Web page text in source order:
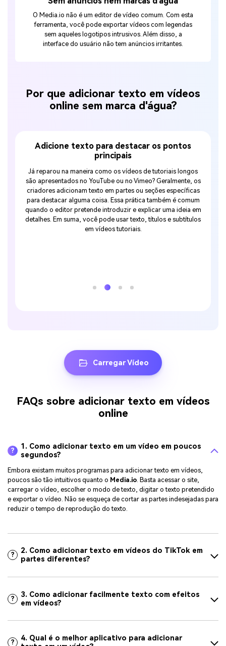
O Media.io não é um editor de vídeo comum. Com esta
ferramenta, você pode exportar vídeos com legendas
sem aqueles logotipos intrusivos. Além disso, a
interface do usuário não tem anúncios irritantes.
Por que adicionar texto em vídeos
online sem marca d'água?
Adicione texto para destacar os pontos
principais
Já reparou na maneira como os vídeos de tutoriais longos
são apresentados no YouTube ou no Vimeo? Geralmente, os
criadores adicionam texto em partes ou seções específicas
para destacar alguma coisa. Essa prática também é comum
quando o editor pretende introduzir e explicar uma ideia em
detalhes. Em suma, você pode usar texto, títulos e subtítulos
em vídeos tutoriais.
Carregar Vídeo
FAQs sobre adicionar texto em vídeos
online
?
1. Como adicionar texto em um vídeo em poucos
segundos?
Embora existam muitos programas para adicionar texto em vídeos,
poucos são tão intuitivos quanto o Media.io. Basta acessar o site,
carregar o vídeo, escolher o modo de texto, digitar o texto pretendido
e exportar o vídeo. Não se esqueça de cortar as partes indesejadas para
reduzir o tempo de reprodução do texto.
?
2. Como adicionar texto em vídeos do TikTok em
partes diferentes?
?
3. Como adicionar facilmente texto com efeitos
em vídeos?
?
4. Qual é o melhor aplicativo para adicionar